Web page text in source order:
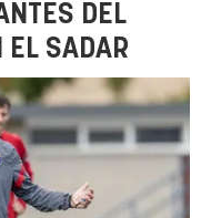
DEL
EL SADAR